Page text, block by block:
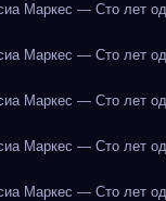
Маркес — Сто лет
Маркес — Сто лет
Маркес — Сто лет
Маркес — Сто лет
Маркес — Сто лет